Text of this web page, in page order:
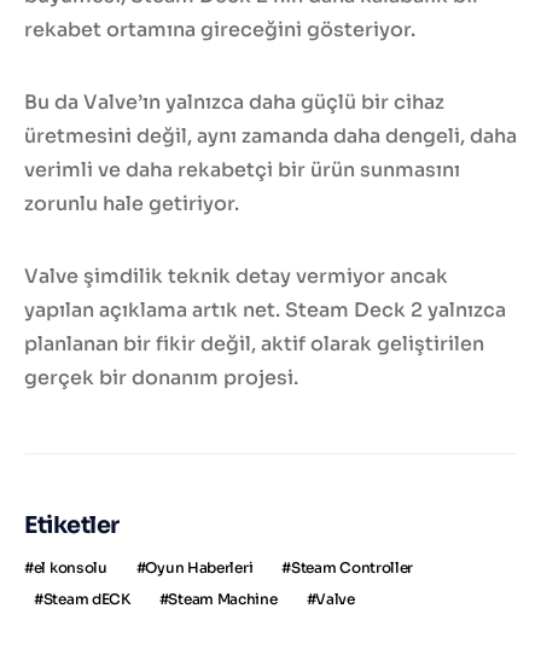
rekabet ortamına gireceğini gösteriyor.
Bu da Valve’ın yalnızca daha güçlü bir cihaz
üretmesini değil, aynı zamanda daha dengeli, daha
verimli ve daha rekabetçi bir ürün sunmasını
zorunlu hale getiriyor.
Valve şimdilik teknik detay vermiyor ancak
yapılan açıklama artık net. Steam Deck 2 yalnızca
planlanan bir fikir değil, aktif olarak geliştirilen
gerçek bir donanım projesi.
Etiketler
el konsolu Oyun Haberleri
Steam Controller
Steam dECK
Steam Machine Valve